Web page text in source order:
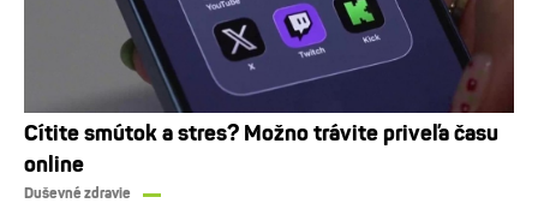
Cítite smútok a stres? Možno trávite priveľa času
online
Duševné zdravie